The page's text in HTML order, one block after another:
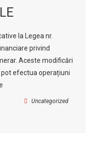
la Legea nr.
privind
Aceste modificări
efectua operațiuni
Uncategorized